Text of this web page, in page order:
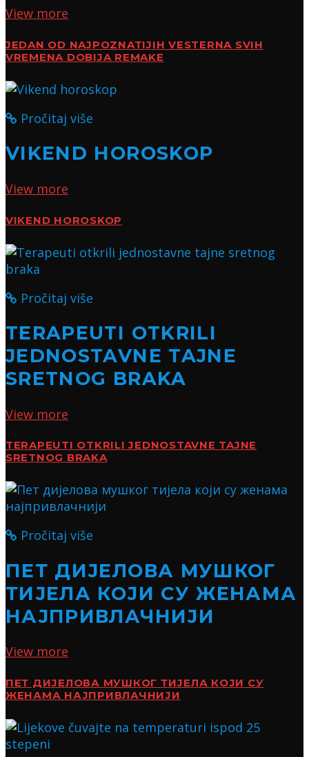
View more
JEDAN OD NAJPOZNATIJIH VESTERNA SVIH
VREMENA DOBIJA REMAKE
Pročitaj više
VIKEND HOROSKOP
View more
VIKEND HOROSKOP
Pročitaj više
TERAPEUTI OTKRILI
JEDNOSTAVNE TAJNE
SRETNOG BRAKA
View more
TERAPEUTI OTKRILI JEDNOSTAVNE TAJNE
SRETNOG BRAKA
Pročitaj više
ПЕТ ДИЈЕЛОВА МУШКОГ
ТИЈЕЛА КОЈИ СУ ЖЕНАМА
НАЈПРИВЛАЧНИЈИ
View more
ПЕТ ДИЈЕЛОВА МУШКОГ ТИЈЕЛА КОЈИ СУ
ЖЕНАМА НАЈПРИВЛАЧНИЈИ